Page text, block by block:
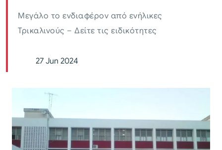
Μεγάλο το ενδιαφέρον από ενήλικες
Τρικαλινούς – Δείτε τις ειδικότητες
27 Jun 2024